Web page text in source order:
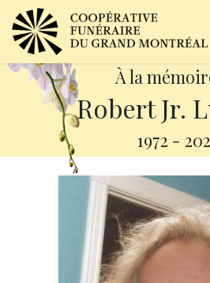
À la
Robert Jr.
1972 -